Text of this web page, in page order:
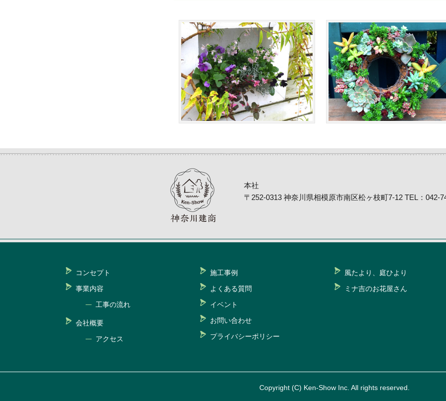
本社
〒252-0313 神奈川県相模原市南区松ヶ枝町7-12 TEL：042-
コンセプト
事業内容
工事の流れ
会社概要
アクセス
施工事例
よくある質問
イベント
お問い合わせ
プライバシーポリシー
風たより、庭ひより
ミナ吉のお花屋さん
Copyright (C) Ken-Show Inc. All rights reserved.